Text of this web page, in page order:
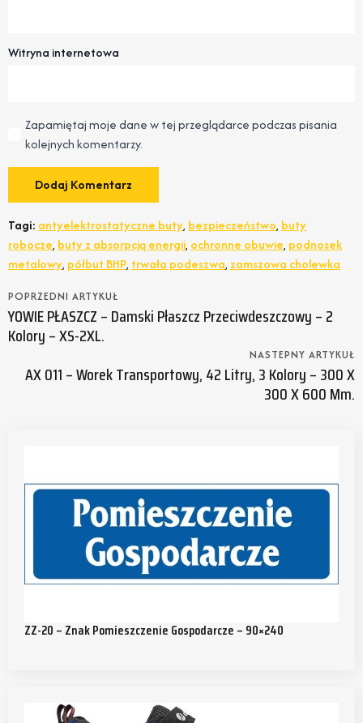
Witryna internetowa
Zapamiętaj moje dane w tej przeglądarce podczas pisania
kolejnych komentarzy.
Tagi: antyelektrostatyczne buty, bezpieczeństwo, buty
robocze, buty z absorpcją energii, ochronne obuwie, podnosek
metalowy, półbut BHP, trwała podeszwa, zamszowa cholewka
POPRZEDNI ARTYKUŁ
YOWIE PŁASZCZ – Damski Płaszcz Przeciwdeszczowy – 2
Kolory – XS-2XL.
NASTEPNY ARTYKUŁ
AX 011 – Worek Transportowy, 42 Litry, 3 Kolory – 300 X
300 X 600 Mm.
ZZ-20 – Znak Pomieszczenie Gospodarcze – 90×240